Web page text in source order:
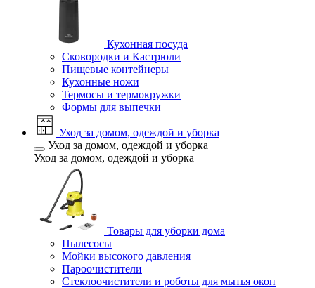
Кухонная посуда
Сковородки и Кастрюли
Пищевые контейнеры
Кухонные ножи
Термосы и термокружки
Формы для выпечки
Уход за домом, одеждой и уборка
Уход за домом, одеждой и уборка
Уход за домом, одеждой и уборка
Товары для уборки дома
Пылесосы
Мойки высокого давления
Пароочистители
Стеклоочистители и роботы для мытья окон